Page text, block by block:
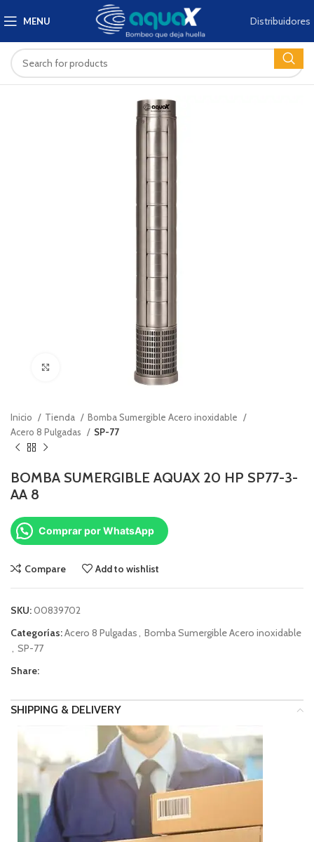
MENU Distribuidores
Inicio Tienda
Bomba Sumergible Acero inoxidable
Acero 8 Pulgadas
SP-77
BOMBA SUMERGIBLE AQUAX 20 HP SP77-3-
AA 8
Comprar por WhatsApp
Compare Add to wishlist
SKU:00839702
Categorías:Acero 8 Pulgadas, Bomba Sumergible Acero inoxidable
, SP-77
Share:
SHIPPING & DELIVERY